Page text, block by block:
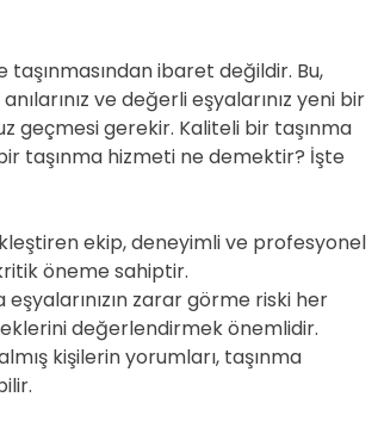
ibaret değildir. Bu,
anılarınız ve değerli eşyalarınız yeni bir
geçmesi gerekir. Kaliteli bir taşınma
taşınma hizmeti ne demektir? İşte
ekip, deneyimli ve profesyonel
öneme sahiptir.
eşyalarınızın zarar görme riski her
değerlendirmek önemlidir.
kişilerin yorumları, taşınma